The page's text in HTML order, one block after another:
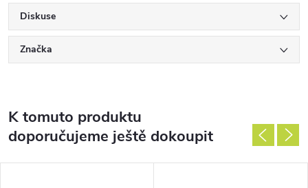
Diskuse
Značka
K tomuto produktu
doporučujeme ještě dokoupit